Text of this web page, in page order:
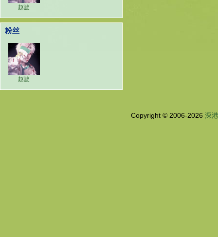
赵旋
粉丝
赵旋
Copyright © 2006-2026 深